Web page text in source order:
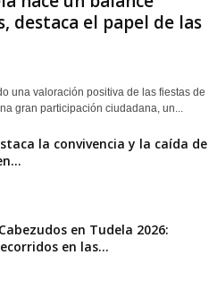
destaca el papel de las
una valoración positiva de las fiestas de
gran participación ciudadana, un...
la convivencia y la caída de
en Tudela 2026:
en las...